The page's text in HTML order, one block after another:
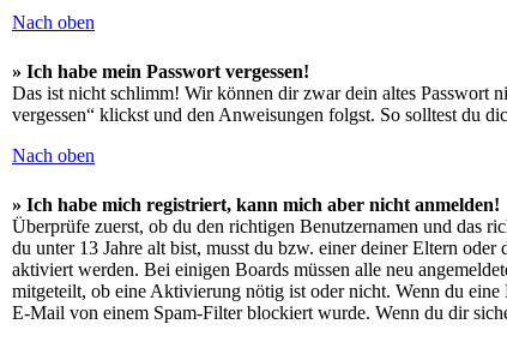
Nach oben
» Ich habe mein Passwort vergessen!
Das ist nicht schlimm! Wir können dir zwar dein altes Passwort
vergessen“ klickst und den Anweisungen folgst. So solltest du
Nach oben
» Ich habe mich registriert, kann mich aber nicht anmelden!
Überprüfe zuerst, ob du den richtigen Benutzernamen und das
du unter 13 Jahre alt bist, musst du bzw. einer deiner Eltern
aktiviert werden. Bei einigen Boards müssen alle neu
mitgeteilt, ob eine Aktivierung nötig ist oder nicht. Wenn du
E-Mail von einem Spam-Filter blockiert wurde. Wenn du dir